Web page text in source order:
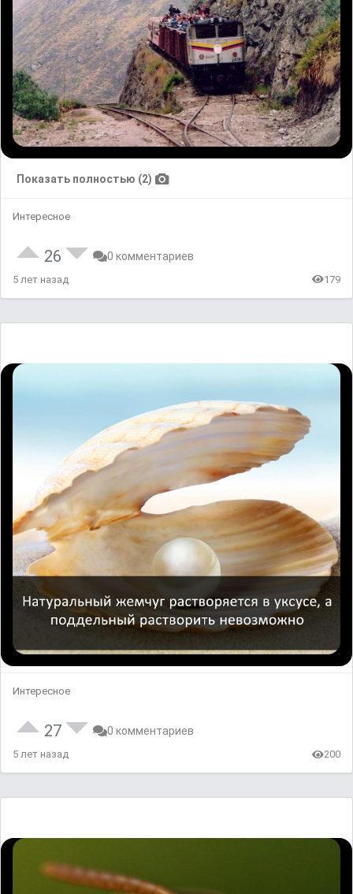
Показать полностью (2)
Интересное
26 0 комментариев
5 лет назад 179
Интересное
27 0 комментариев
5 лет назад 200